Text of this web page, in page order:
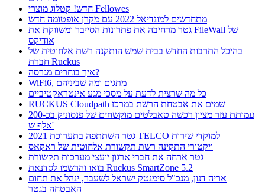
חדש! קטלוג מוצרי Fellowes
מתחדשים למונדיאל 2022 עם מקרן אופטומה חדש
גטר מרחיבה את פתרונות הסייבר ומשווקת את FileWall של
אודיקס
בהיכל התרבות החדש בבית שמש הותקנה רשת אלחוטית של
חברת Ruckus
איך בוחרים מגרסה?
WiFi6, מתגים ומה שביניהם
כל מה שרצית לדעת על מסכי מגע אינטראקטיביים
RUCKUS Cloudpath שמים את אבטחת הרשת במרכז
עמותת עזר מציון רכשה טאבלטים מוקשחים של פנסוניק בכ-200
אלף ש'
גטר השתתפה בתערוכת 2021 TELCO למוקדי שירות
ויקטורי התקינה רשת תקשורת אלחוטית של ראקאס
גטר ארחה את חברי ארגון יועצי מערכות תקשורת
בואו והרשמו לסדנאת Ruckus SmartZone 5.2
אריה דנון, מנכ"ל סימנטק ישראל לשעבר, ינהל את תחום
האבטחה בגטר